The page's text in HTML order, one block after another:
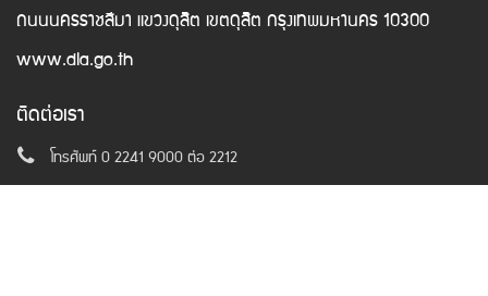
ถนนนครราชสีมา แขวงดุสิต เขตดุสิต กรุงเทพมหานคร 10300
www.dla.go.th
ติดต่อเรา
โทรศัพท์ 0 2241 9000 ต่อ 2212